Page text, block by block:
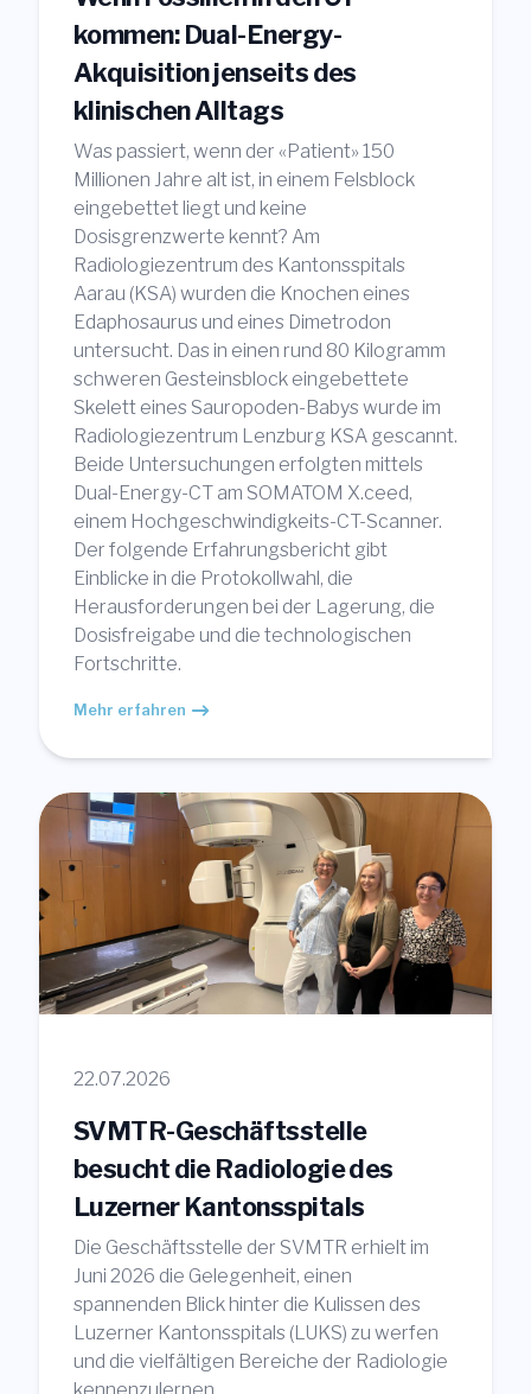
kommen: Dual-Energy-
Akquisition jenseits des
klinischen Alltags
Was passiert, wenn der «Patient» 150
Millionen Jahre alt ist, in einem Felsblock
eingebettet liegt und keine
Dosisgrenzwerte kennt? Am
Radiologiezentrum des Kantonsspitals
Aarau (KSA) wurden die Knochen eines
Edaphosaurus und eines Dimetrodon
untersucht. Das in einen rund 80 Kilogramm
schweren Gesteinsblock eingebettete
Skelett eines Sauropoden-Babys wurde im
Radiologiezentrum Lenzburg KSA gescannt.
Beide Untersuchungen erfolgten mittels
Dual-Energy-CT am SOMATOM X.ceed,
einem Hochgeschwindigkeits-CT-Scanner.
Der folgende Erfahrungsbericht gibt
Einblicke in die Protokollwahl, die
Herausforderungen bei der Lagerung, die
Dosisfreigabe und die technologischen
Fortschritte.
Mehr erfahren
22.07.2026
SVMTR-Geschäftsstelle
besucht die Radiologie des
Luzerner Kantonsspitals
Die Geschäftsstelle der SVMTR erhielt im
Juni 2026 die Gelegenheit, einen
spannenden Blick hinter die Kulissen des
Luzerner Kantonsspitals (LUKS) zu werfen
und die vielfältigen Bereiche der Radiologie